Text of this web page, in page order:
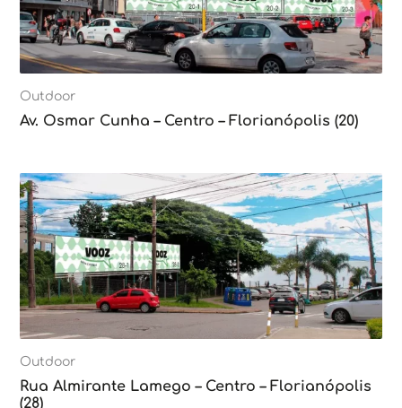
Outdoor
Av. Osmar Cunha – Centro – Florianópolis (20)
Outdoor
Rua Almirante Lamego – Centro – Florianópolis
(28)